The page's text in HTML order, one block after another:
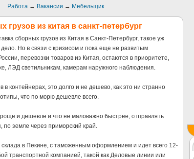
Работа → Вакансии → Мебельщик
грузов из китая в санкт-петербург
сборных грузов из Китая в Санкт-Петербург, такое уж
Но в связи с кризисом и пока еще не развитым
перевозки товаров из Китая, остаются в приоритете,
ЛЭД светильникам, камерам наружного наблюдения.
в контейнерах, это долго и не дешево, как это ни странно
что по морю дешевле всего.
и дешевле и что не маловажно быстрее, отправлять
по земле через приморский край.
в Пекине, с таможенным оформлением и идет всего 12-
транспортной компанией, такой как Деловые линии или